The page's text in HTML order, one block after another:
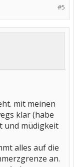
#5
mit meinen
klar (habe
und müdigkeit
alles auf die
an.